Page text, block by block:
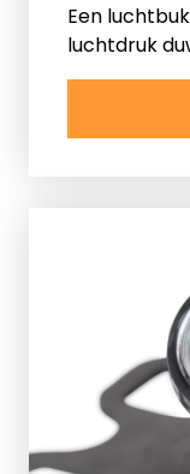
Een
luchtdruk
een loden
waarmee
joule. Joule